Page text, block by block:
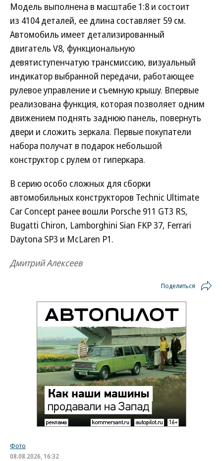
Модель выполнена в масштабе 1:8 и состоит
из 4104 деталей, ее длина составляет 59 см.
Автомобиль имеет детализированный
двигатель V8, функциональную
девятиступенчатую трансмиссию, визуальный
индикатор выбранной передачи, работающее
рулевое управление и съемную крышу. Впервые
реализована функция, которая позволяет одним
движением поднять заднюю панель, повернуть
двери и сложить зеркала. Первые покупатели
набора получат в подарок небольшой
конструктор с рулем от гиперкара.
В серию особо сложных для сборки
автомобильных конструкторов Technic Ultimate
Car Concept ранее вошли Porsche 911 GT3 RS,
Bugatti Chiron, Lamborghini Sian FKP 37, Ferrari
Daytona SP3 и McLaren P1.
Дмитрий Алексеев
Поделиться
Фото
08.08.2026, 16:32